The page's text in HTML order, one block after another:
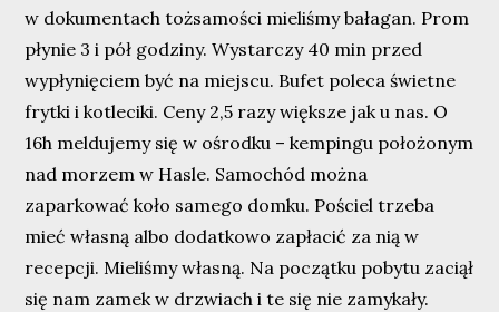
w dokumentach tożsamości mieliśmy bałagan. Prom
płynie 3 i pół godziny. Wystarczy 40 min przed
wypłynięciem być na miejscu. Bufet poleca świetne
frytki i kotleciki. Ceny 2,5 razy większe jak u nas. O
16h meldujemy się w ośrodku – kempingu położonym
nad morzem w Hasle. Samochód można
zaparkować koło samego domku. Pościel trzeba
mieć własną albo dodatkowo zapłacić za nią w
recepcji. Mieliśmy własną. Na początku pobytu zaciął
się nam zamek w drzwiach i te się nie zamykały.